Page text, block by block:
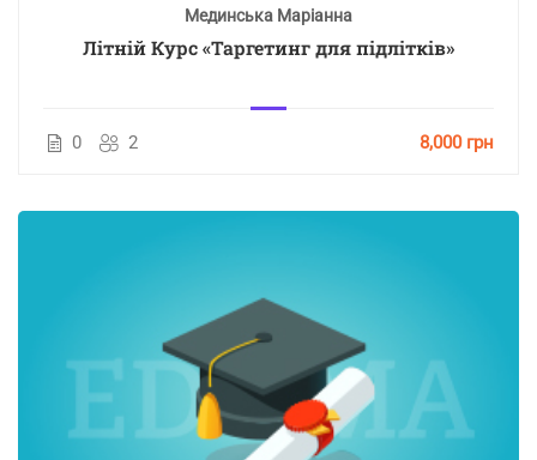
Мединська Маріанна
Літній Курс «Таргетинг для підлітків»
0 2 8,000 грн